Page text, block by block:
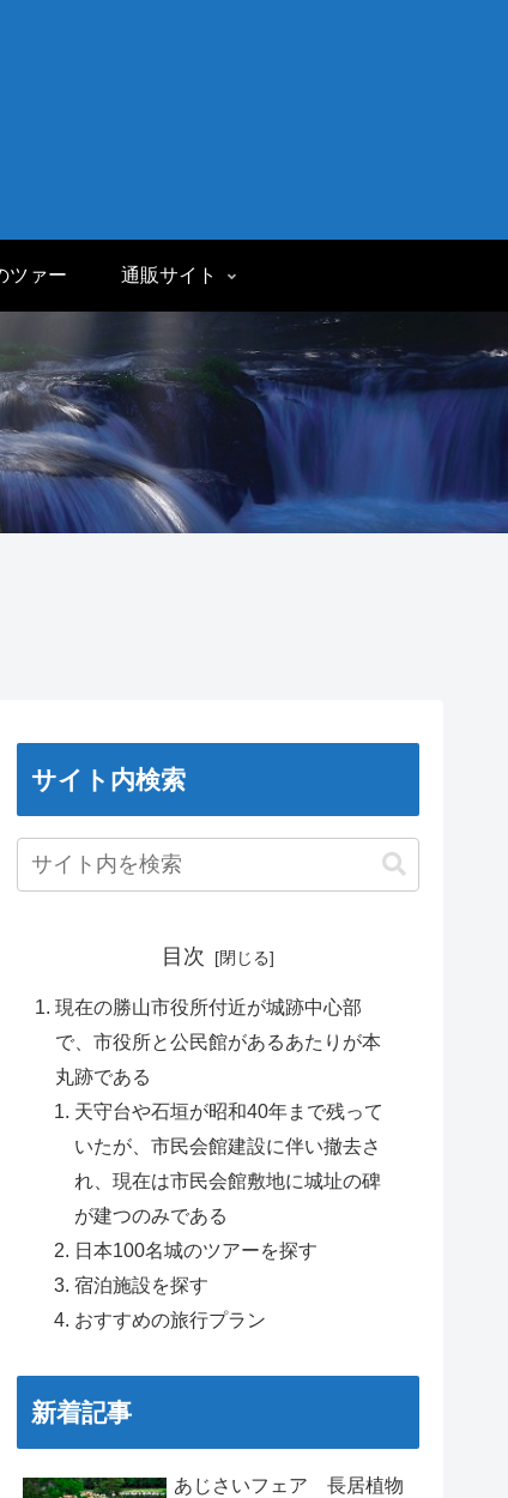
ツァー 通販サイト
サイト内検索
目次
現在の勝山市役所付近が城跡中心部
で、市役所と公民館があるあたりが本
丸跡である
天守台や石垣が昭和40年まで残って
いたが、市民会館建設に伴い撤去さ
れ、現在は市民会館敷地に城址の碑
が建つのみである
日本100名城のツアーを探す
宿泊施設を探す
おすすめの旅行プラン
新着記事
あじさいフェア 長居植物